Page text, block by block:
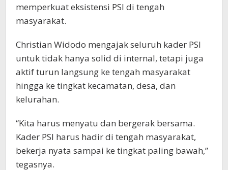
memperkuat eksistensi PSI di tengah
masyarakat.
Christian Widodo mengajak seluruh kader PSI
untuk tidak hanya solid di internal, tetapi juga
aktif turun langsung ke tengah masyarakat
hingga ke tingkat kecamatan, desa, dan
kelurahan.
“Kita harus menyatu dan bergerak bersama.
Kader PSI harus hadir di tengah masyarakat,
bekerja nyata sampai ke tingkat paling bawah,”
tegasnya.